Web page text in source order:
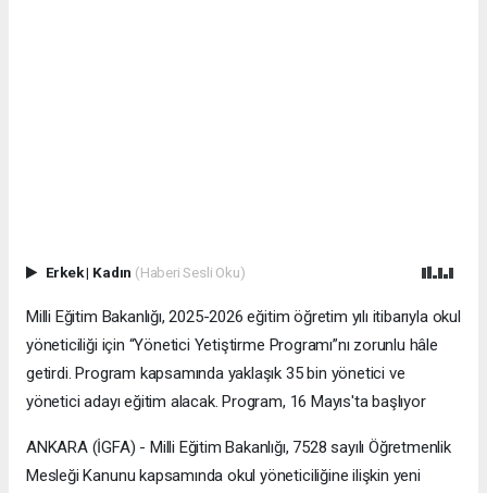
Erkek| Kadın (Haberi Sesli Oku)
Milli Eğitim Bakanlığı, 2025-2026 eğitim öğretim yılı itibarıyla okul
yöneticiliği için “Yönetici Yetiştirme Programı”nı zorunlu hâle
getirdi. Program kapsamında yaklaşık 35 bin yönetici ve
yönetici adayı eğitim alacak. Program, 16 Mayıs'ta başlıyor
ANKARA (İGFA) - Milli Eğitim Bakanlığı, 7528 sayılı Öğretmenlik
Mesleği Kanunu kapsamında okul yöneticiliğine ilişkin yeni